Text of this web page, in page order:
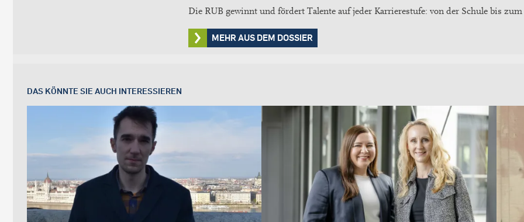
Die RUB gewinnt und fördert Talente auf jeder Karrierestufe: von der Schule bis
MEHR AUS DEM DOSSIER
DAS KÖNNTE SIE AUCH INTERESSIEREN